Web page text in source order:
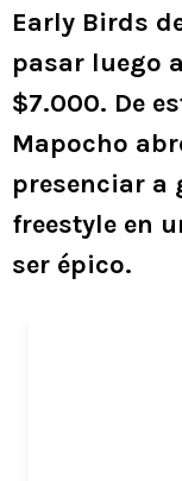
Early Birds
pasar luego
$7.000. De
Mapocho
presenciar a
freestyle en
ser épico.